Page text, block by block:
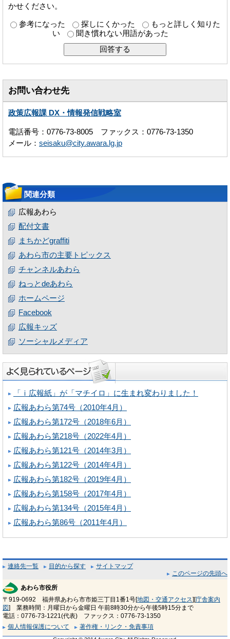
かせください。
参考になった 探しにくかった
もっと詳しく知りた
い
聞き慣れない用語があった
お問い合わせ先
政策広報課 DX・情報発信戦略室
電話番号：0776-73-8005 ファックス：0776-73-1350
メール： seisaku@city.awara.lg.jp
関連分類
広報あわら
配付文書
まちかどgraffiti
あわら市の主要トピックス
チャンネルあわら
ねっとdeあわら
ホームページ
Facebook
広報キッズ
ソーシャルメディア
「ｉ広報紙」が「マチイロ」に生まれ変わりました！
広報あわら第74号（2010年4月）
広報あわら第172号（2018年6月）
広報あわら第218号（2022年4月）
広報あわら第121号（2014年3月）
広報あわら第122号（2014年4月）
広報あわら第182号（2019年4月）
広報あわら第158号（2017年4月）
広報あわら第134号（2015年4月）
広報あわら第86号（2011年4月）
連絡先一覧 目的から探す
サイトマップ
このページの先頭へ
あわら市役所
〒919-0692 福井県あわら市市姫三丁目1番1号[地図・交通アクセス][庁舎案内
図] 業務時間：月曜日から金曜日 午前8時30分から午後5時15分まで
電話：0776-73-1221(代表) ファックス：0776-73-1350
個人情報保護について
著作権・リンク・免責事項